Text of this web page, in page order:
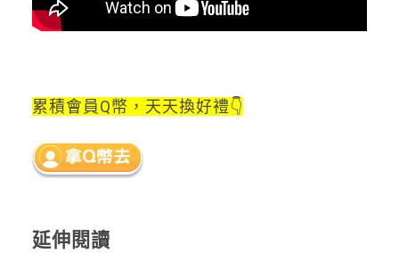
累積會員Q幣，天天換好禮👇
延伸閱讀